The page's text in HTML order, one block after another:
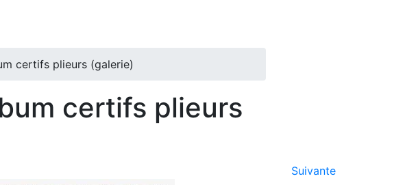
certifs plieurs (galerie)
certifs plieurs
Suivante